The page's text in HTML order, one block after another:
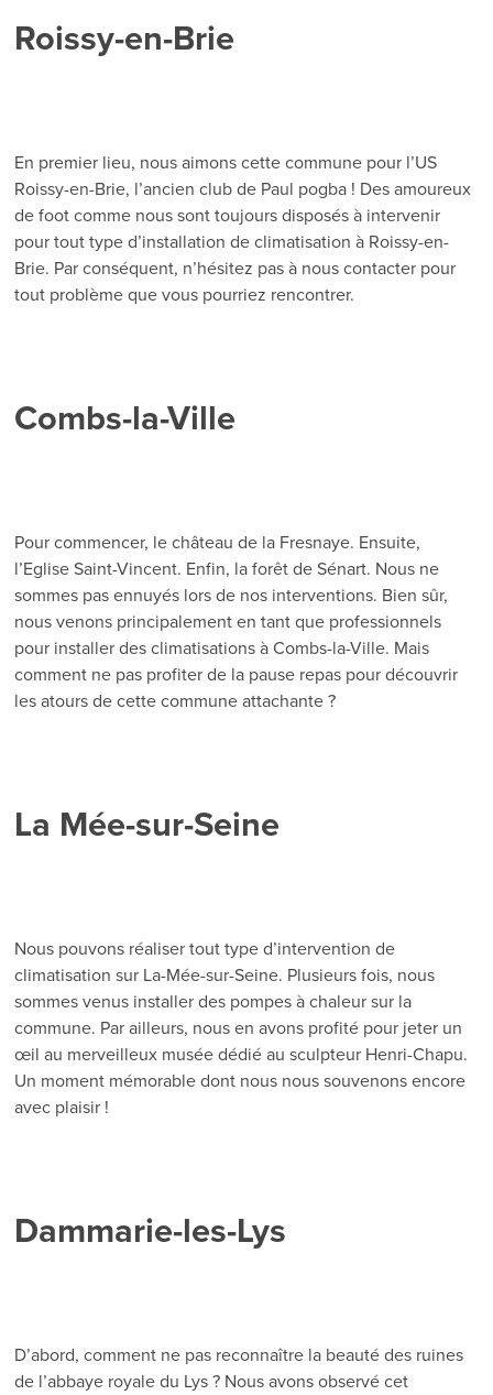
Roissy-en-Brie
En premier lieu, nous aimons cette commune pour l’US
Roissy-en-Brie, l’ancien club de Paul pogba ! Des amoureux
de foot comme nous sont toujours disposés à intervenir
pour tout type d’installation de climatisation à Roissy-en-
Brie. Par conséquent, n’hésitez pas à nous contacter pour
tout problème que vous pourriez rencontrer.
Combs-la-Ville
Pour commencer, le château de la Fresnaye. Ensuite,
l’Eglise Saint-Vincent. Enfin, la forêt de Sénart. Nous ne
sommes pas ennuyés lors de nos interventions. Bien sûr,
nous venons principalement en tant que professionnels
pour installer des climatisations à Combs-la-Ville. Mais
comment ne pas profiter de la pause repas pour découvrir
les atours de cette commune attachante ?
La Mée-sur-Seine
Nous pouvons réaliser tout type d’intervention de
climatisation sur La-Mée-sur-Seine. Plusieurs fois, nous
sommes venus installer des pompes à chaleur sur la
commune. Par ailleurs, nous en avons profité pour jeter un
œil au merveilleux musée dédié au sculpteur Henri-Chapu.
Un moment mémorable dont nous nous souvenons encore
avec plaisir !
Dammarie-les-Lys
D’abord, comment ne pas reconnaître la beauté des ruines
de l’abbaye royale du Lys ? Nous avons observé cet